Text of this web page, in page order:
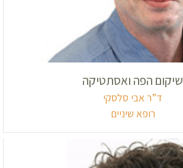
שיקום הפה ואסתטיקה
ד”ר אבי סלסקי
רופא שיניים